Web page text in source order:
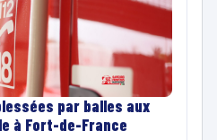
par balles aux
à Fort-de-France